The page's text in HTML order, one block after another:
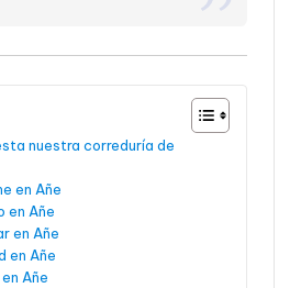
nuestra correduría de
en Añe
en Añe
en Añe
en Añe
Añe